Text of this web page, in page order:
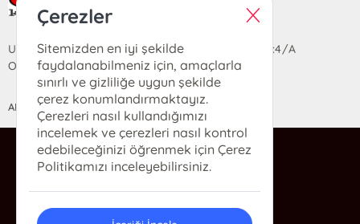
Ra Yayın Kitabevi
Uzun Sokak Saray Çarşısı Lara Sineması Girişi No:4/A
Ortahisar/TRABZON
ANASAYFA YARDIM İLETİŞİM
ra@rakitap.com
0(462) 326 49 71
Çerezler
Sitemizden en iyi şekilde
faydalanabilmeniz için, amaçlarla
sınırlı ve gizliliğe uygun şekilde
çerez konumlandırmaktayız.
Çerezleri nasıl kullandığımızı
incelemek ve çerezleri nasıl kontrol
edebileceğinizi öğrenmek için Çerez
Politikamızı inceleyebilirsiniz.